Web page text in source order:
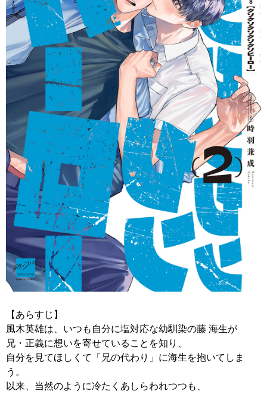
【あらすじ】
風木英雄は、いつも自分に塩対応な幼馴染の藤 海生が
兄・正義に想いを寄せていることを知り、
自分を見てほしくて「兄の代わり」に海生を抱いてしま
う。
以来、当然のように冷たくあしらわれつつも、